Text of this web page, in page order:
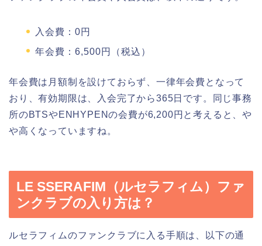
入会費：0円
年会費：6,500円（税込）
年会費は月額制を設けておらず、一律年会費となって
おり、有効期限は、入会完了から365日です。同じ事務
所のBTSやENHYPENの会費が6,200円と考えると、や
や高くなっていますね。
LE SSERAFIM（ルセラフィム）ファ
ンクラブの入り方は？
ルセラフィムのファンクラブに入る手順は、以下の通